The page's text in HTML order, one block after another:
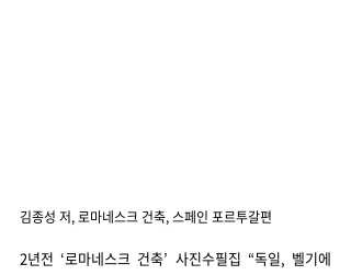
김종성 저, 로마네스크 건축, 스페인 포르투갈편
2년전 ‘로마네스크 건축’ 사진수필집 “독일, 벨기에